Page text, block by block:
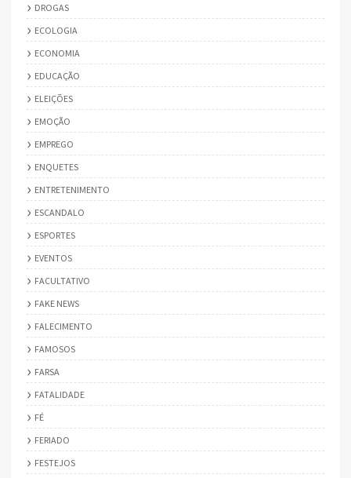
DROGAS
ECOLOGIA
ECONOMIA
EDUCAÇÃO
ELEIÇÕES
EMOÇÃO
EMPREGO
ENQUETES
ENTRETENIMENTO
ESCANDALO
ESPORTES
EVENTOS
FACULTATIVO
FAKE NEWS
FALECIMENTO
FAMOSOS
FARSA
FATALIDADE
FÉ
FERIADO
FESTEJOS